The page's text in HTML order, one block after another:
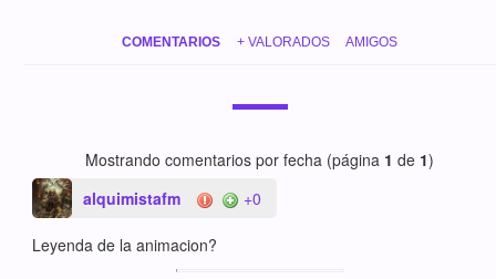
COMENTARIOS + VALORADOS AMIGOS
Mostrando comentarios por fecha (página 1 de 1)
alquimistafm
+0
Leyenda de la animacion?